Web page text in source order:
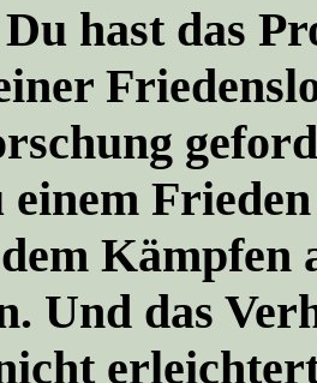
hast das
einem
Kämpfen
Und das